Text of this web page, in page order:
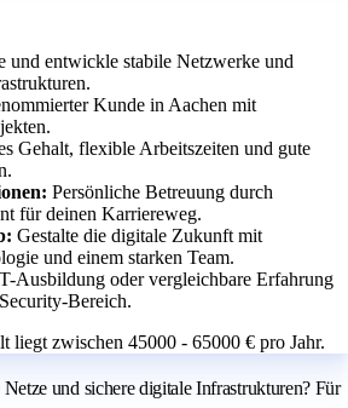
und entwickle stabile Netzwerke und
Kunde in Aachen mit
Gehalt, flexible Arbeitszeiten und gute
Persönliche Betreuung durch
für deinen Karriereweg.
Gestalte die digitale Zukunft mit
und einem starken Team.
Ausbildung oder vergleichbare Erfahrung
Bereich.
liegt zwischen 45000 - 65000 € pro Jahr.
und sichere digitale Infrastrukturen? Für